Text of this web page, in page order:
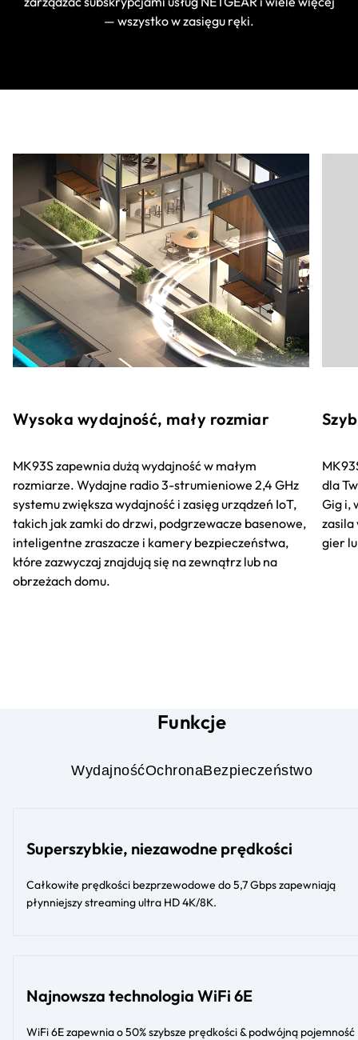
— wszystko w zasięgu ręki.
Wysoka wydajność, mały rozmiar
MK93S zapewnia dużą wydajność w małym
rozmiarze. Wydajne radio 3-strumieniowe 2,4 GHz
systemu zwiększa wydajność i zasięg urządzeń IoT,
takich jak zamki do drzwi, podgrzewacze basenowe,
inteligentne zraszacze i kamery bezpieczeństwa,
które zazwyczaj znajdują się na zewnątrz lub na
obrzeżach domu.
dla
Gig i,
zasila
gier
Funkcje
WydajnośćOchronaBezpieczeństwo
Superszybkie, niezawodne prędkości
Całkowite prędkości bezprzewodowe do 5,7 Gbps zapewniają
płynniejszy streaming ultra HD 4K/8K.
Najnowsza technologia WiFi 6E
WiFi 6E zapewnia o 50% szybsze prędkości & podwójną pojemność